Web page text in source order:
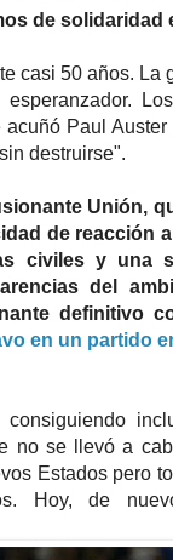
de solidaridad
casi 50 años. La
Paul
destruirse".
Unión,
de reacción
civiles y una
del
definitivo
en un partido
no se llevó a
Estados pero
Hoy, de